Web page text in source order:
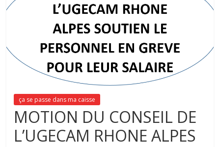
ça se passe dans ma caisse
MOTION DU CONSEIL DE
L’UGECAM RHONE ALPES